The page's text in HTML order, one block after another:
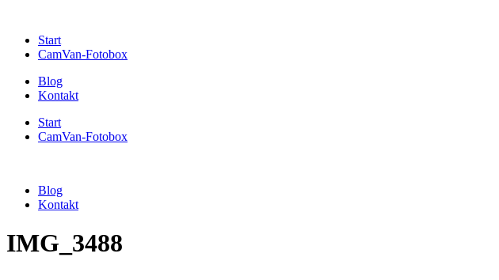
Start
CamVan-Fotobox
Blog
Kontakt
Start
CamVan-Fotobox
Blog
Kontakt
IMG_3488